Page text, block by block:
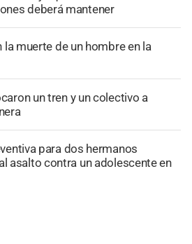
deberá mantener
la muerte de un hombre en la
un tren y un colectivo a
para dos hermanos
asalto contra un adolescente en